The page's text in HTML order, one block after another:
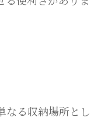
なる収納場所とし